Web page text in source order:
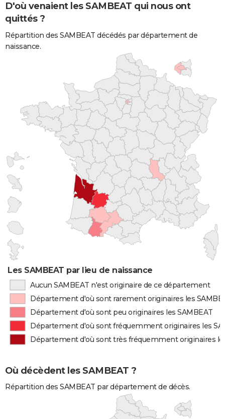
D'où venaient les SAMBEAT qui nous ont
quittés ?
Répartition des SAMBEAT décédés par département de
naissance.
Les SAMBEAT par lieu de naissance
Aucun SAMBEAT n'est originaire de ce département
Département d'où sont rarement originaires les
Département d'où sont peu originaires les SAMBEAT
Département d'où sont fréquemment originaires les
Département d'où sont très fréquemment originaires
Où décèdent les SAMBEAT ?
Répartition des SAMBEAT par département de décès.